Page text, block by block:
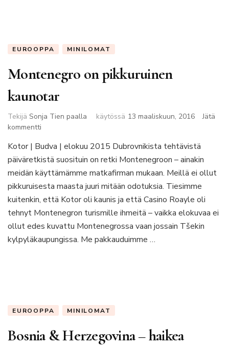
EUROOPPA MINILOMAT
Montenegro on pikkuruinen
kaunotar
Tekijä Sonja Tien paalla käytössä 13 maaliskuun, 2016
Jätä
kommentti
on
pikkuruinen
kaunotar
Kotor | Budva | elokuu 2015 Dubrovnikista tehtävistä
päiväretkistä suosituin on retki Montenegroon – ainakin
meidän käyttämämme matkafirman mukaan. Meillä ei ollut
pikkuruisesta maasta juuri mitään odotuksia. Tiesimme
kuitenkin, että Kotor oli kaunis ja että Casino Roayle oli
tehnyt Montenegron turismille ihmeitä – vaikka elokuvaa ei
ollut edes kuvattu Montenegrossa vaan jossain Tšekin
kylpyläkaupungissa. Me pakkauduimme …
EUROOPPA MINILOMAT
Bosnia & Herzegovina – haikea